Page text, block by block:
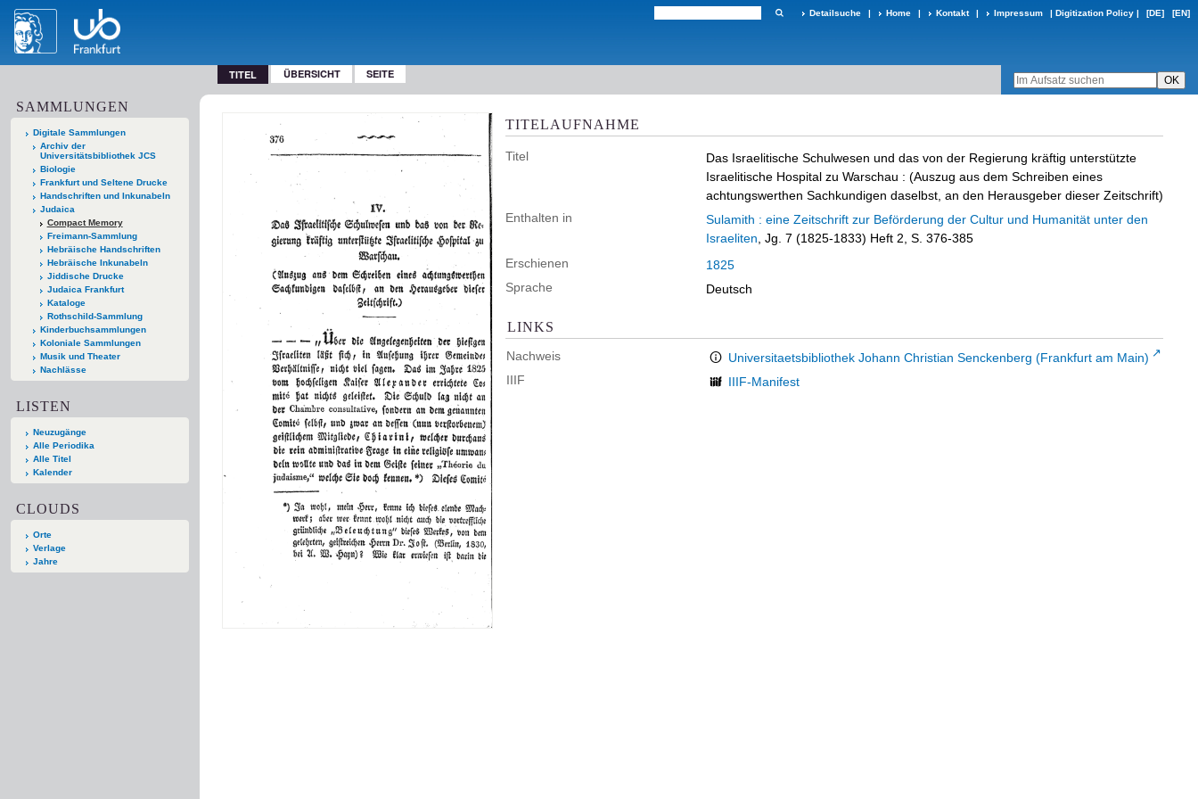
Detailsuche | Home | Kontakt | Impressum | Digitization Policy | [DE] [EN]
TITEL ÜBERSICHT SEITE
SAMMLUNGEN
Digitale Sammlungen
Archiv der
Universitätsbibliothek JCS
Biologie
Frankfurt und Seltene Drucke
Handschriften und Inkunabeln
Judaica
Compact Memory
Freimann-Sammlung
Hebräische Handschriften
Hebräische Inkunabeln
Jiddische Drucke
Judaica Frankfurt
Kataloge
Rothschild-Sammlung
Kinderbuchsammlungen
Koloniale Sammlungen
Musik und Theater
Nachlässe
LISTEN
Neuzugänge
Alle Periodika
Alle Titel
Kalender
CLOUDS
Orte
Verlage
Jahre
TITELAUFNAHME
Titel
Das Israelitische Schulwesen und das von der Regierung kräftig unterstützte
Israelitische Hospital zu Warschau : (Auszug aus dem Schreiben eines
achtungswerthen Sachkundigen daselbst, an den Herausgeber dieser Zeitschrift)
Enthalten in
Sulamith : eine Zeitschrift zur Beförderung der Cultur und Humanität unter den
Israeliten , Jg. 7 (1825-1833) Heft 2, S. 376-385
Erschienen
1825
Sprache
Deutsch
LINKS
Nachweis
Universitaetsbibliothek Johann Christian Senckenberg (Frankfurt am Main)
IIIF
IIIF-Manifest